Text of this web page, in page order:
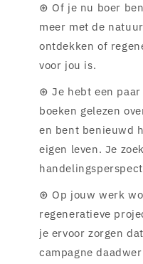
⊛ Of je nu boer
meer met de
ontdekken of
voor jou is.
⊛ Je hebt een
boeken gelezen
en bent benieuwd
eigen leven. Je
⊛ Op jouw werk
regeneratieve
je ervoor zorgen
campagne